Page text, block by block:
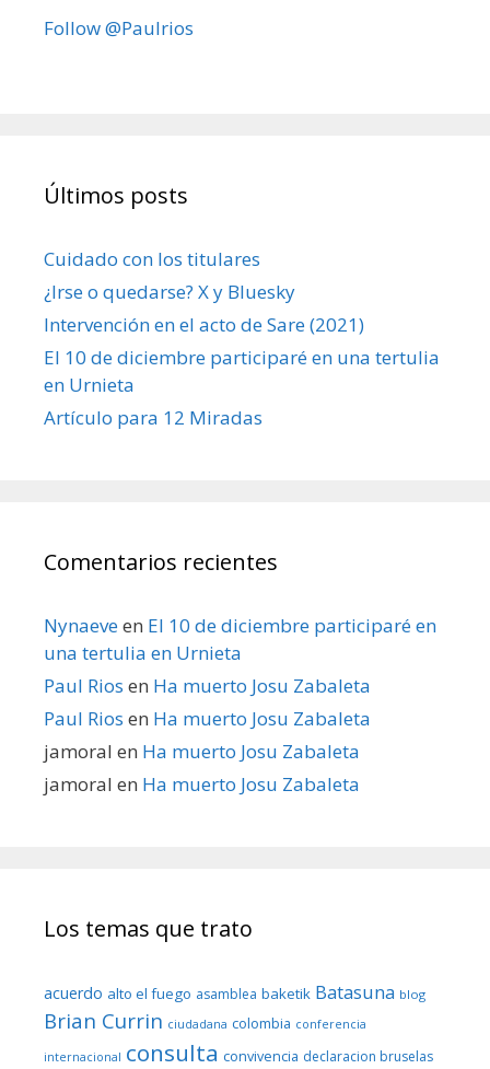
Follow @Paulrios
Últimos posts
Cuidado con los titulares
¿Irse o quedarse? X y Bluesky
Intervención en el acto de Sare (2021)
El 10 de diciembre participaré en una tertulia
en Urnieta
Artículo para 12 Miradas
Comentarios recientes
Nynaeveen El 10 de diciembre participaré en
una tertulia en Urnieta
Paul Rios en Ha muerto Josu Zabaleta
Paul Rios en Ha muerto Josu Zabaleta
jamoral en Ha muerto Josu Zabaleta
jamoral en Ha muerto Josu Zabaleta
Los temas que trato
acuerdo alto el fuego asamblea baketik Batasuna blog
Brian Currin ciudadana colombia conferencia
internacional consulta convivencia declaracion bruselas